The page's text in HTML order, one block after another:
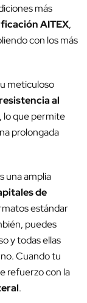
más
AITEX,
con los más
meticuloso
al
, lo que permite
prolongada
una amplia
de
estándar
puedes
y todas ellas
Cuando tu
refuerzo con la
.